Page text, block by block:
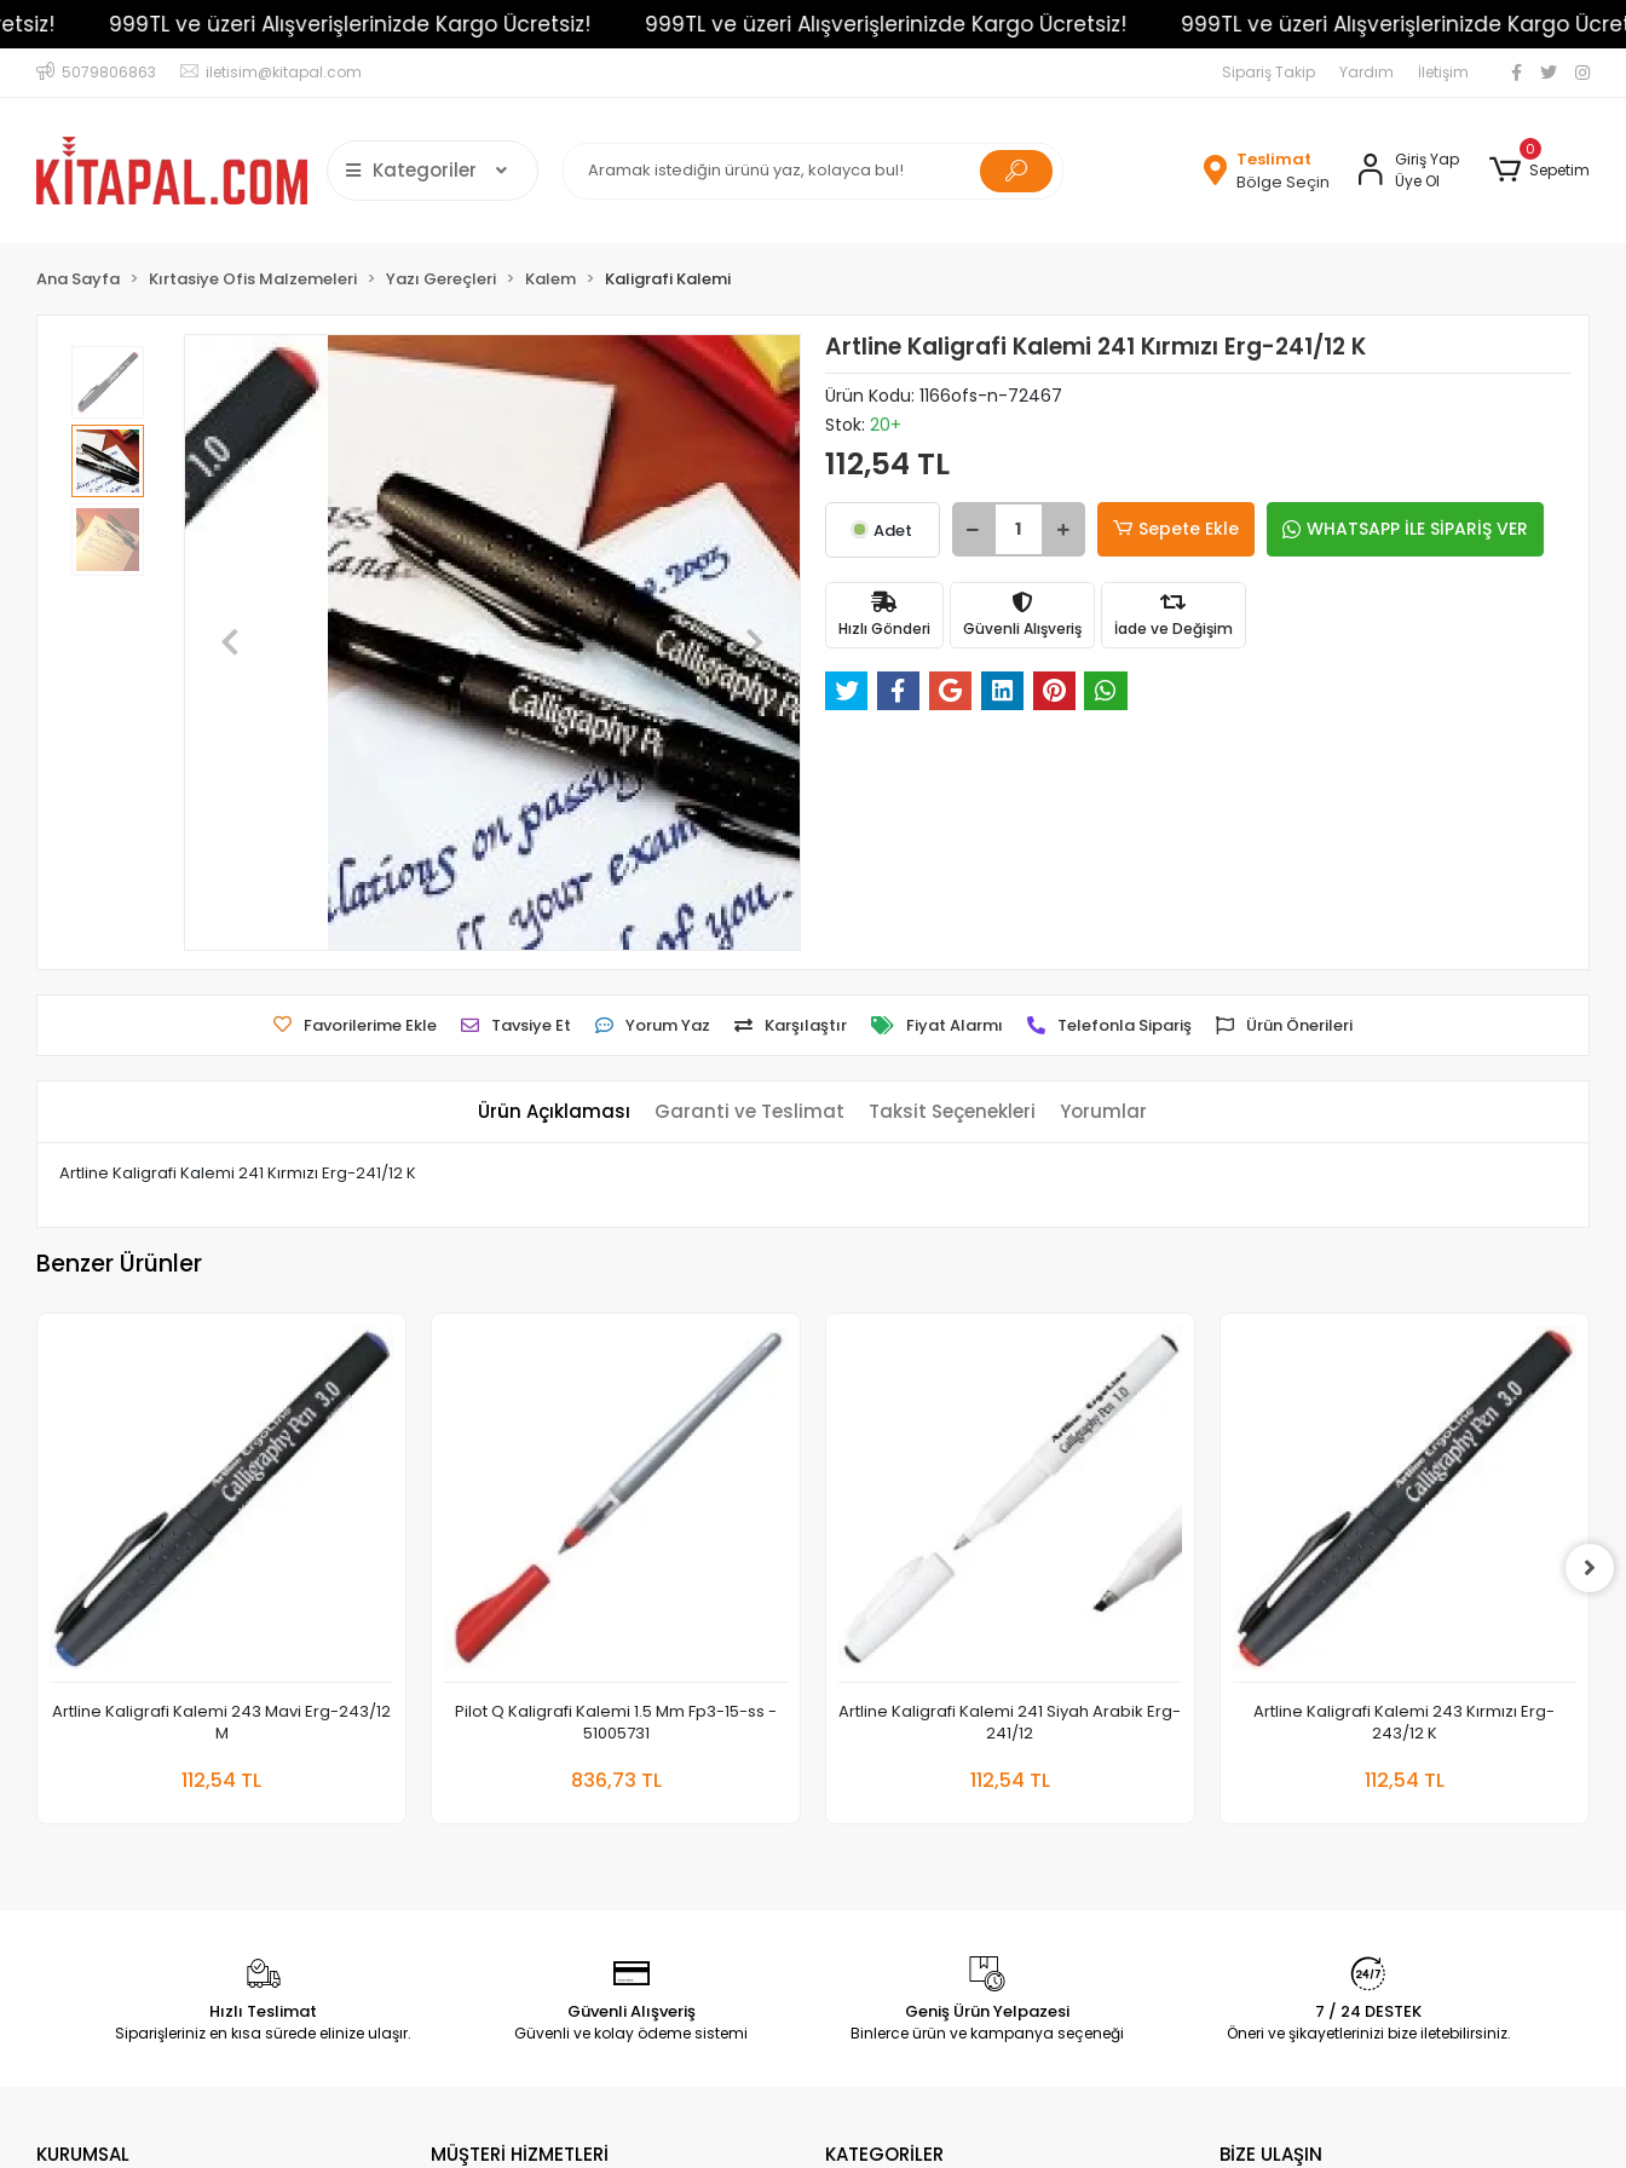
999TL ve üzeri Alışverişlerinizde Kargo Ücretsiz! 999TL ve üzeri Alışverişlerinizde Kargo Ücretsiz! 999TL ve üzeri Alışverişlerinizde Kargo Ücretsiz!
5079806863 iletisim@kitapal.com Sipariş Takip Yardım İletişim
Kategoriler
Teslimat
Bölge Seçin
Giriş Yap
Üye Ol
0
Sepetim
Ana Sayfa Kırtasiye Ofis Malzemeleri Yazı Gereçleri Kalem Kaligrafi Kalemi
Artline Kaligrafi Kalemi 241 Kırmızı Erg-241/12 K
Ürün Kodu: 1166ofs-n-72467
Stok: 20+
112,54 TL
Adet Sepete Ekle WHATSAPP İLE SİPARİŞ VER
Hızlı Gönderi Güvenli Alışveriş İade ve Değişim
Favorilerime Ekle Tavsiye Et Yorum Yaz Karşılaştır Fiyat Alarmı Telefonla Sipariş Ürün Önerileri
Ürün Açıklaması Garanti ve Teslimat Taksit Seçenekleri Yorumlar
Artline Kaligrafi Kalemi 241 Kırmızı Erg-241/12 K
Benzer Ürünler
Artline Kaligrafi Kalemi 243 Mavi Erg-243/12
M
112,54 TL
Pilot Q Kaligrafi Kalemi 1.5 Mm Fp3-15-ss -
51005731
836,73 TL
Artline Kaligrafi Kalemi 241 Siyah Arabik Erg-
241/12
112,54 TL
Artline Kaligrafi Kalemi 243 Kırmızı Erg-
243/12 K
112,54 TL
Hızlı Teslimat
Siparişleriniz en kısa sürede elinize ulaşır.
Güvenli Alışveriş
Güvenli ve kolay ödeme sistemi
Geniş Ürün Yelpazesi
Binlerce ürün ve kampanya seçeneği
7 / 24 DESTEK
Öneri ve şikayetlerinizi bize iletebilirsiniz.
KURUMSAL MÜŞTERİ HİZMETLERİ KATEGORİLER BİZE ULAŞIN